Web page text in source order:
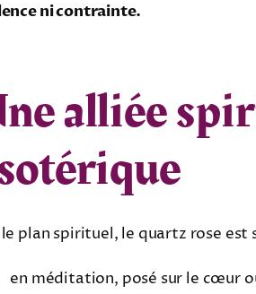
ni contrainte.
alliée
le plan spirituel, le quartz rose est
en méditation, posé sur le cœur